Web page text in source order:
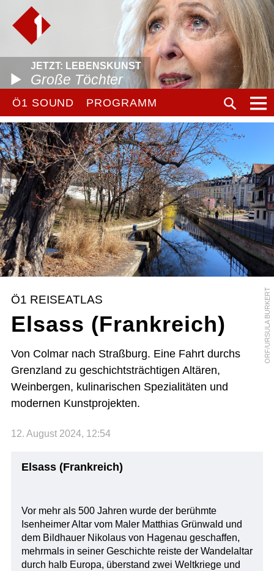
JETZT: LEBENSKUNST
Große Töchter
Ö1 SOUND PROGRAMM
ORF/URSULA BURKERT
Ö1 REISEATLAS
Elsass (Frankreich)
Von Colmar nach Straßburg. Eine Fahrt durchs
Grenzland zu geschichtsträchtigen Altären,
Weinbergen, kulinarischen Spezialitäten und
modernen Kunstprojekten.
12. August 2024, 12:54
Elsass (Frankreich)
Vor mehr als 500 Jahren wurde der berühmte
Isenheimer Altar vom Maler Matthias Grünwald und
dem Bildhauer Nikolaus von Hagenau geschaffen,
mehrmals in seiner Geschichte reiste der Wandelaltar
durch halb Europa, überstand zwei Weltkriege und